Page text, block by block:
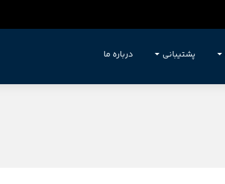
پشتیبانی درباره ما